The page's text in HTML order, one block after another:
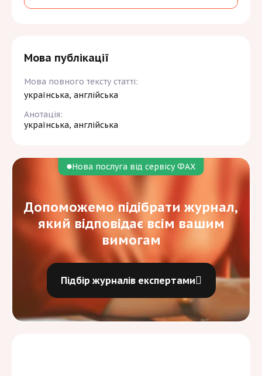
Мова публікації
Мова повного тексту статті:
українська, англійська
Анотація:
українська, англійська
Нова послуга від сервісу ФАХ
Допоможемо підібрати журнал,
який відповідає всім вашим
вимогам
Підбір журналів експертами